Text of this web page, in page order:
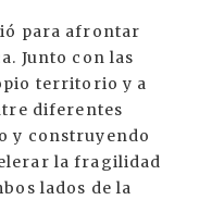
para afrontar
Junto con las
territorio y a
diferentes
y construyendo
la fragilidad
lados de la